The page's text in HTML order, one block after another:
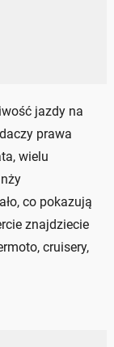
jazdy na
prawa
wielu
co pokazują
znajdziecie
cruisery,